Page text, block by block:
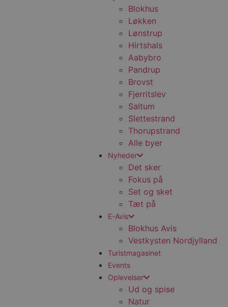
Blokhus
Løkken
Lønstrup
Hirtshals
Aabybro
Pandrup
Brovst
Fjerritslev
Saltum
Slettestrand
Thorupstrand
Alle byer
Nyheder
Det sker
Fokus på
Set og sket
Tæt på
E-Avis
Blokhus Avis
Vestkysten Nordjylland
Turistmagasinet
Events
Oplevelser
Ud og spise
Natur